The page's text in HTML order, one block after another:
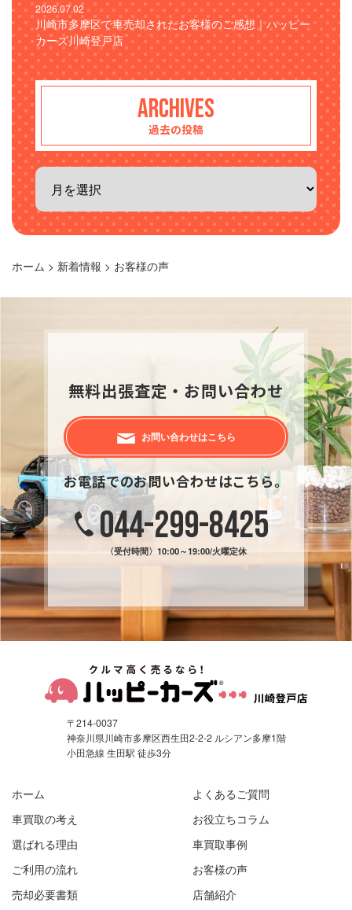
2026.07.02
川崎市多摩区で車売却されたお客様のご感想｜ハッピー
カーズ川崎登戸店
ARCHIVES
過去の投稿
ホーム > 新着情報 > お客様の声
無料出張査定・お問い合わせ
お問い合わせはこちら
お電話でのお問い合わせはこちら。
044-299-8425
〈受付時間〉 10:00～19:00/火曜定休
〒214-0037
神奈川県川崎市多摩区西生田2-2-2 ルシアン多摩1階
小田急線 生田駅 徒歩3分
ホーム
車買取の考え
選ばれる理由
ご利用の流れ
売却必要書類
よくあるご質問
お役立ちコラム
車買取事例
お客様の声
店舗紹介